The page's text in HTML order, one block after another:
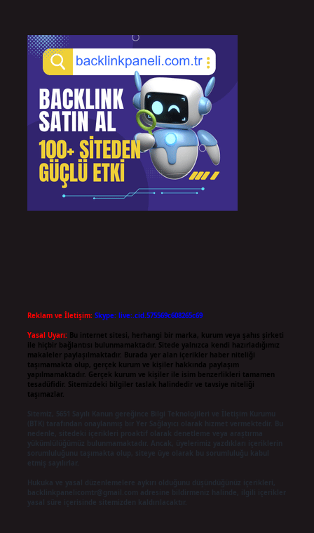
Reklam ve İletişim: Skype: live:.cid.575569c608265c69
Yasal Uyarı: Bu internet sitesi, herhangi bir marka, kurum veya şahıs şirketi
ile hiçbir bağlantısı bulunmamaktadır. Sitede yalnızca kendi hazırladığımız
makaleler paylaşılmaktadır. Burada yer alan içerikler haber niteliği
taşımamakta olup, gerçek kurum ve kişiler hakkında paylaşım
yapılmamaktadır. Gerçek kurum ve kişiler ile isim benzerlikleri tamamen
tesadüfidir. Sitemizdeki bilgiler taslak halindedir ve tavsiye niteliği
taşımazlar.
Sitemiz, 5651 Sayılı Kanun gereğince Bilgi Teknolojileri ve İletişim Kurumu
(BTK) tarafından onaylanmış bir Yer Sağlayıcı olarak hizmet vermektedir. Bu
nedenle, sitedeki içerikleri proaktif olarak denetleme veya araştırma
yükümlülüğümüz bulunmamaktadır. Ancak, üyelerimiz yazdıkları içeriklerin
Hukuka ve yasal düzenlemelere aykırı olduğunu düşündüğünüz içerikleri,